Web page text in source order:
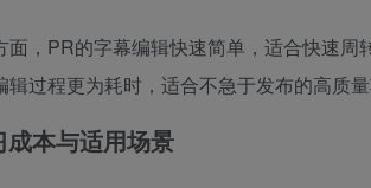
面，PR的字幕编辑快速简单，适合快速
辑过程更为耗时，适合不急于发布的高质
成本与适用场景